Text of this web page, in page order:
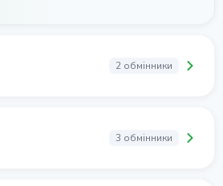
2 обмінники
3 обмінники